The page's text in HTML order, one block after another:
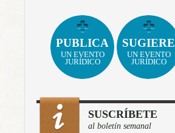
PUBLICA
UN EVENTO
JURÍDICO
SUGIERE
UN EVENTO
JURÍDICO
SUSCRÍBETE
al boletín semanal